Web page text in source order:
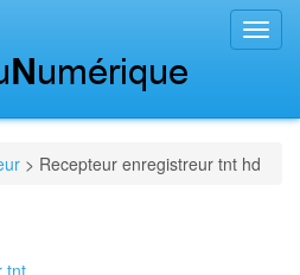
> Recepteur enregistreur tnt hd
tnt